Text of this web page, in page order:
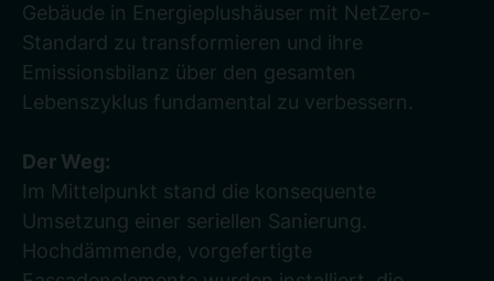
Gebäude in Energieplushäuser mit NetZero-
Standard zu transformieren und ihre
Emissionsbilanz über den gesamten
Lebenszyklus fundamental zu verbessern.
Der Weg:
Im Mittelpunkt stand die konsequente
Umsetzung einer seriellen Sanierung.
Hochdämmende, vorgefertigte